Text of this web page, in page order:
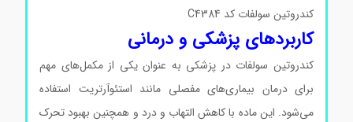
کندروتین سولفات کد C4384
کاربردهای پزشکی و درمانی
کندروتین سولفات در پزشکی به عنوان یکی از مکمل‌های مهم
برای درمان بیماری‌های مفصلی مانند استئوآرتریت استفاده
می‌شود. این ماده با کاهش التهاب و درد و همچنین بهبود تحرک